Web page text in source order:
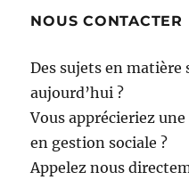
NOUS CONTACTER
Des sujets en matière
aujourd’hui ?
Vous apprécieriez
en gestion sociale ?
Appelez nous